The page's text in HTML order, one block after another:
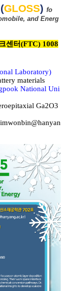
(GLOSS) fo
and Energ
센터(FTC) 1008
Laboratory)
materials
National Uni
Ga2O3